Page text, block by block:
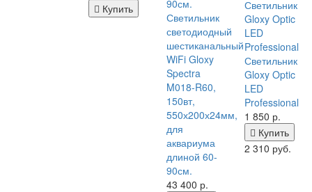
Купить
Светильник
светодиодный
шестиканальный
WiFi Gloxy
Spectra
M018-R60,
150вт,
550х200х24мм,
для
аквариума
длиной 60-
90см.
43 400 р.
Светильник
Gloxy Optic
LED
Professional
1 850 р.
Купить
2 310 руб.